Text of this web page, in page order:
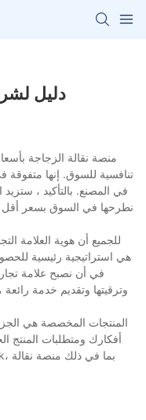
دليل
تنافسية للسوق. إنها متفوقة
في المصنع. بالتأكيد ، ستزيد
نطرحها في السوق بسعر أقل
هي استراتيجية رئيسية
في أن نصبح علامة
وترقيتها وتقديم خدمة رائعة
المنتجات المخصصة هي
أفكارك ومتطلبات المنتج